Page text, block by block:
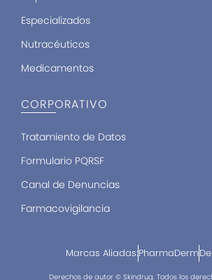
Especializados
Nutracéuticos
Medicamentos
CORPORATIVO
Tratamiento de Datos
Formulario PQRSF
Canal de Denuncias
Farmacovigilancia
Marcas Aliadas:PharmaDerm
Derechos de autor © Skindrug. Todos los